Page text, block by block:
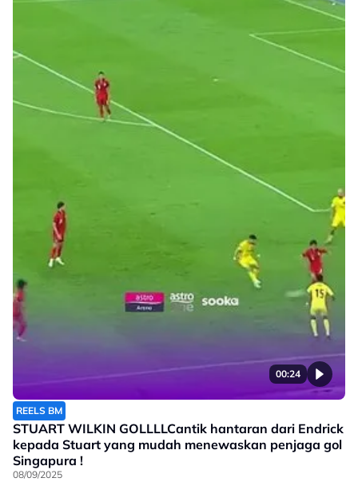
00:24
REELS BM
STUART WILKIN GOLLLLCantik hantaran dari Endrick
kepada Stuart yang mudah menewaskan penjaga gol
Singapura !
08/09/2025